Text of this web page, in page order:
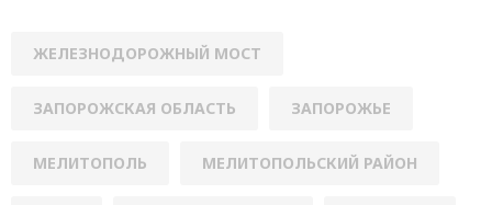
ЖЕЛЕЗНОДОРОЖНЫЙ МОСТ
ЗАПОРОЖСКАЯ ОБЛАСТЬ ЗАПОРОЖЬЕ
МЕЛИТОПОЛЬ МЕЛИТОПОЛЬСКИЙ РАЙОН